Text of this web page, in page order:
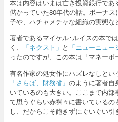
本は内容はいまは亡き投資銀行で
儲かっていた80年代の話。ボーナ
子や、ハチャメチャな組織の実態な
著者であるマイケル･ルイスの本では
く、
「ネクスト」 と 「ニューニュー
ったのですが、この本は「マネーボ
有名作家の処女作にハズレなしとい
「さらば、財務省」 のように著者自
いているのも大きい。ここまで内
て思うぐらい赤裸々に書いているの
し、だからこそ飽きずにぐいぐい引